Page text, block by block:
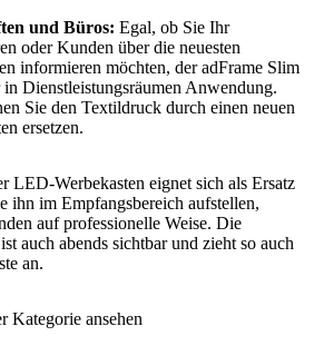
und Büros: Egal, ob Sie Ihr
oder Kunden über die neuesten
informieren möchten, der adFrame Slim
Dienstleistungsräumen Anwendung.
Sie den Textildruck durch einen neuen
ersetzen.
LED-Werbekasten eignet sich als Ersatz
ihn im Empfangsbereich aufstellen,
auf professionelle Weise. Die
auch abends sichtbar und zieht so auch
an.
Kategorie ansehen